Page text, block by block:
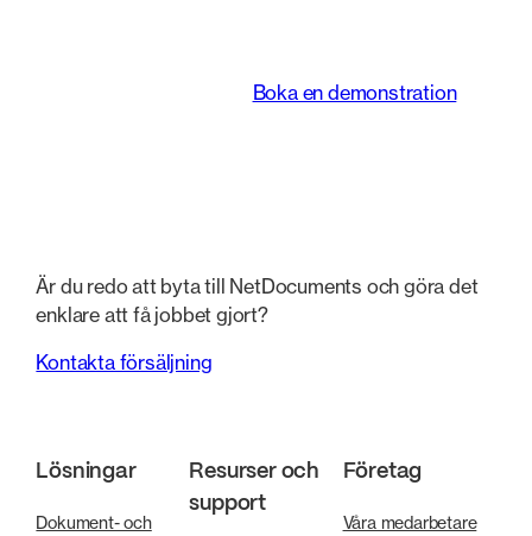
Boka en demonstration
Är du redo att byta till NetDocuments och göra det
enklare att få jobbet gjort?
Kontakta försäljning
Lösningar
Dokument- och
Resurser och
support
Företag
Våra medarbetare